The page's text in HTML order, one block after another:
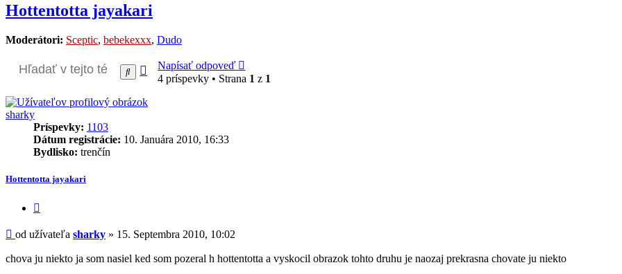
Hottentotta jayakari
Moderátori: Sceptic, bebekexxx, Dudo
Napísať odpoveď
HľadaťRozšírené
vyhľadávanie
4 príspevky • Strana 1 z 1
sharky
Príspevky: 1103
Dátum registrácie: 10. Januára 2010, 16:33
Bydlisko: trenčín
Hottentotta jayakari
Príspevok
od užívateľa sharky » 15. Septembra 2010, 10:02
chova ju niekto ja som nasiel ked som pozeral h hottentotta a vyskocil obrazok tohto druhu je naozaj prekrasna chovate ju niekto